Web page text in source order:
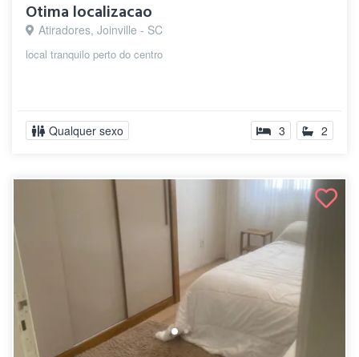
Otima localizacao
Atiradores, Joinville - SC
local tranquilo perto do centro
Qualquer sexo 3 2